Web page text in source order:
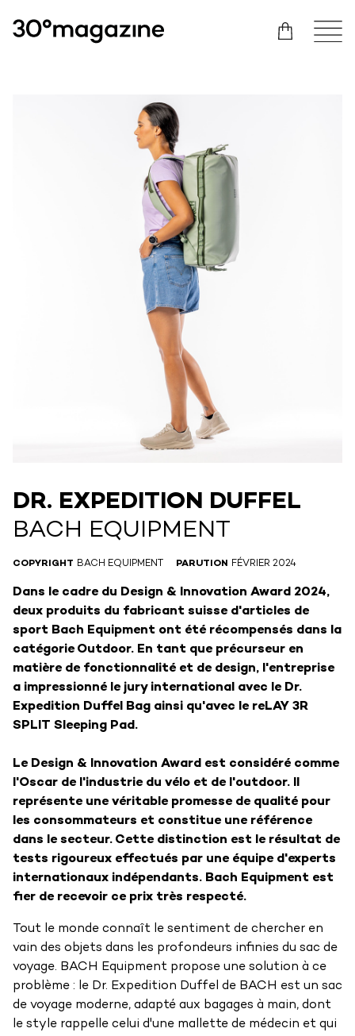
DR. EXPEDITION DUFFEL
BACH EQUIPMENT
COPYRIGHT BACH EQUIPMENT PARUTION FÉVRIER 2024
Dans le cadre du Design & Innovation Award 2024,
deux produits du fabricant suisse d'articles de
sport Bach Equipment ont été récompensés dans la
catégorie Outdoor. En tant que précurseur en
matière de fonctionnalité et de design, l'entreprise
a impressionné le jury international avec le Dr.
Expedition Duffel Bag ainsi qu'avec le reLAY 3R
SPLIT Sleeping Pad.
Le Design & Innovation Award est considéré comme
l'Oscar de l'industrie du vélo et de l'outdoor. Il
représente une véritable promesse de qualité pour
les consommateurs et constitue une référence
dans le secteur. Cette distinction est le résultat de
tests rigoureux effectués par une équipe d'experts
internationaux indépendants. Bach Equipment est
fier de recevoir ce prix très respecté.
Tout le monde connaît le sentiment de chercher en
vain des objets dans les profondeurs infinies du sac de
voyage. BACH Equipment propose une solution à ce
problème : le Dr. Expedition Duffel de BACH est un sac
de voyage moderne, adapté aux bagages à main, dont
le style rappelle celui d'une mallette de médecin et qui